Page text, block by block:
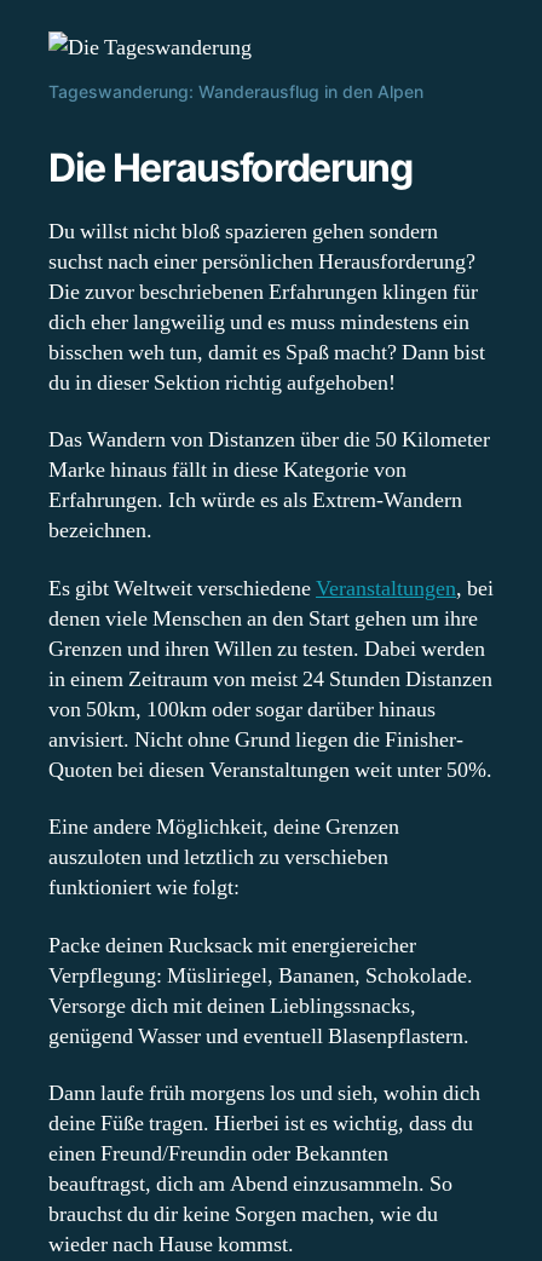
Tageswanderung: Wanderausflug in den Alpen
Die Herausforderung
Du willst nicht bloß spazieren gehen sondern
suchst nach einer persönlichen Herausforderung?
Die zuvor beschriebenen Erfahrungen klingen für
dich eher langweilig und es muss mindestens ein
bisschen weh tun, damit es Spaß macht? Dann bist
du in dieser Sektion richtig aufgehoben!
Das Wandern von Distanzen über die 50 Kilometer
Marke hinaus fällt in diese Kategorie von
Erfahrungen. Ich würde es als Extrem-Wandern
bezeichnen.
Es gibt Weltweit verschiedeneVeranstaltungen, bei
denen viele Menschen an den Start gehen um ihre
Grenzen und ihren Willen zu testen. Dabei werden
in einem Zeitraum von meist 24 Stunden Distanzen
von 50km, 100km oder sogar darüber hinaus
anvisiert. Nicht ohne Grund liegen die Finisher-
Quoten bei diesen Veranstaltungen weit unter 50%.
Eine andere Möglichkeit, deine Grenzen
auszuloten und letztlich zu verschieben
funktioniert wie folgt:
Packe deinen Rucksack mit energiereicher
Verpflegung: Müsliriegel, Bananen, Schokolade.
Versorge dich mit deinen Lieblingssnacks,
genügend Wasser und eventuell Blasenpflastern.
Dann laufe früh morgens los und sieh, wohin dich
deine Füße tragen. Hierbei ist es wichtig, dass du
einen Freund/Freundin oder Bekannten
beauftragst, dich am Abend einzusammeln. So
brauchst du dir keine Sorgen machen, wie du
wieder nach Hause kommst.